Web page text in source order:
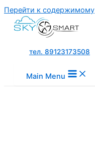
Перейти к содержимому
тел. 89123173508
Main Menu